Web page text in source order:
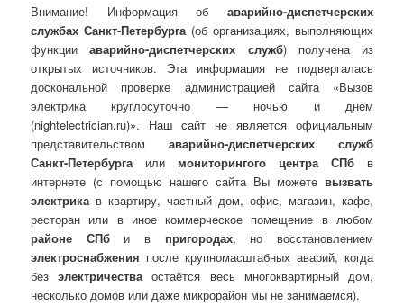
Внимание! Информация об аварийно-диспетчерских
службах Санкт-Петербурга(об организациях, выполняющих
функцииаварийно-диспетчерских служб) получена из
открытых источников. Эта информация не подвергалась
доскональной проверке администрацией сайта «Вызов
электрика круглосуточно — ночью и днём
(nightelectrician.ru)». Наш сайт не является официальным
представительством аварийно-диспетчерских служб
Санкт-Петербурга или мониторингого центра СПб в
интернете (с помощью нашего сайта Вы можете вызвать
электрика в квартиру, частный дом, офис, магазин, кафе,
ресторан или в иное коммерческое помещение в любом
районе СПб и в пригородах, но восстановлением
электроснабжения после крупномасштабных аварий, когда
безэлектричестваостаётся весь многоквартирный дом,
несколько домов или даже микрорайон мы не занимаемся).